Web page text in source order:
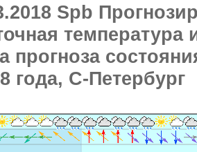
Spb
температура
прогноза
года, С-Петербург